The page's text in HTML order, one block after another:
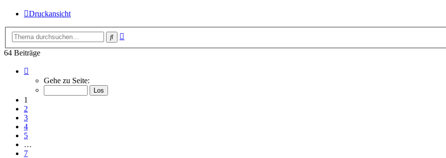
Druckansicht
Suche
64 Beiträge
von
Gehe zu Seite:
1
2
3
4
5
…
7